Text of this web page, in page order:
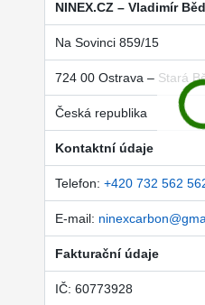
NINEX.CZ – Vladimír
Na Sovinci 859/15
724 00 Ostrava – Stará
Česká republika
Kontaktní údaje
Telefon: +420 732 562
E-mail:
Fakturační údaje
IČ: 60773928